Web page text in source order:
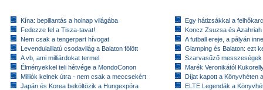
Kína: bepillantás a holnap világába
Fedezze fel a Tisza-tavat!
Nem csak a tengerpart hívogat
Levendulaillatú csodavilág a Balaton fölött
A vb, ami milliárdokat termel
Élményekkel teli hétvége a MondoConon
Milliók kelnek útra - nem csak a meccsekért
Japán és Korea beköltözik a Hungexpóra
Egy hátizsákkal a
Koncz Zsuzsa és
A futball ereje, a pályán
Glamping és Balaton: ezt
Szarvasűző messzeségek
Marék Veronikától
Díjat kapott a Könyvhéten
ELTE Legendák a